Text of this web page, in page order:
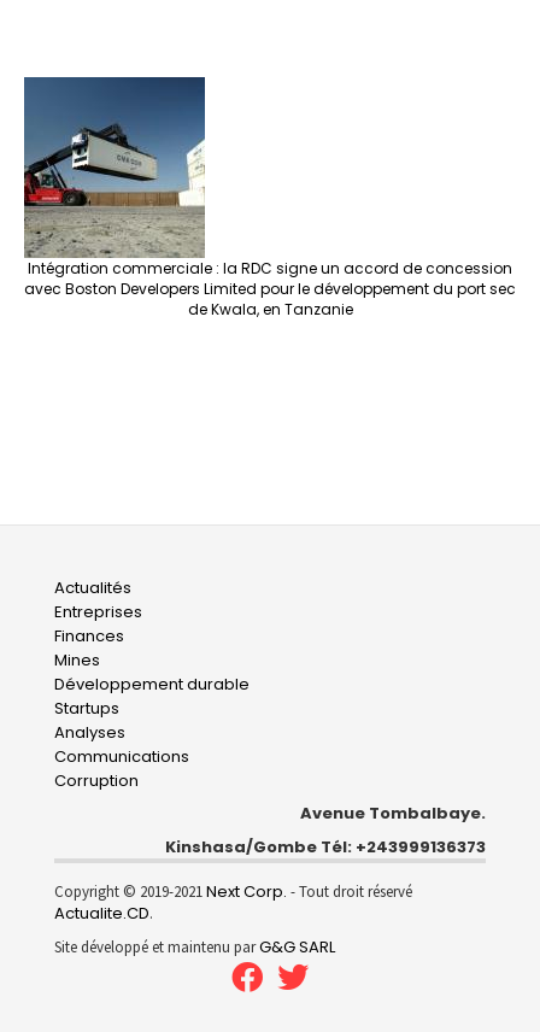
Intégration commerciale : la RDC signe un accord de concession
avec Boston Developers Limited pour le développement du port sec
de Kwala, en Tanzanie
Main
navigation
Actualités
Entreprises
Finances
Mines
Développement durable
Startups
Analyses
Communications
Corruption
Avenue Tombalbaye.
Kinshasa/Gombe Tél: +243999136373
Copyright © 2019-2021Next Corp. - Tout droit réservé
Actualite.CD.
Site développé et maintenu parG&G SARL